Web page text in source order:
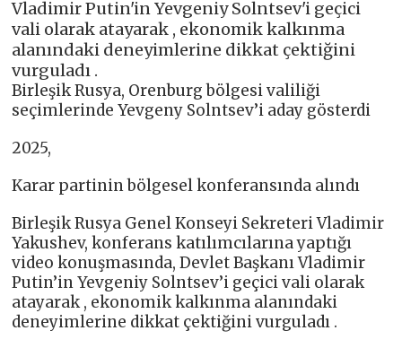
Vladimir Putin'in Yevgeniy Solntsev'i geçici
vali olarak atayarak , ekonomik kalkınma
alanındaki deneyimlerine dikkat çektiğini
vurguladı .
Birleşik Rusya, Orenburg bölgesi valiliği
seçimlerinde Yevgeny Solntsev’i aday gösterdi
2025,
Karar partinin bölgesel konferansında alındı
Birleşik Rusya Genel Konseyi Sekreteri Vladimir
Yakushev, konferans katılımcılarına yaptığı
video konuşmasında, Devlet Başkanı Vladimir
Putin’in Yevgeniy Solntsev’i geçici vali olarak
atayarak , ekonomik kalkınma alanındaki
deneyimlerine dikkat çektiğini vurguladı .